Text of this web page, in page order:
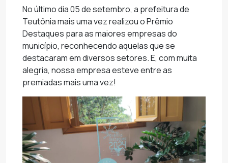
No último dia 05 de setembro, a prefeitura de
Teutônia mais uma vez realizou o Prêmio
Destaques para as maiores empresas do
município, reconhecendo aquelas que se
destacaram em diversos setores. E, com muita
alegria, nossa empresa esteve entre as
premiadas mais uma vez!